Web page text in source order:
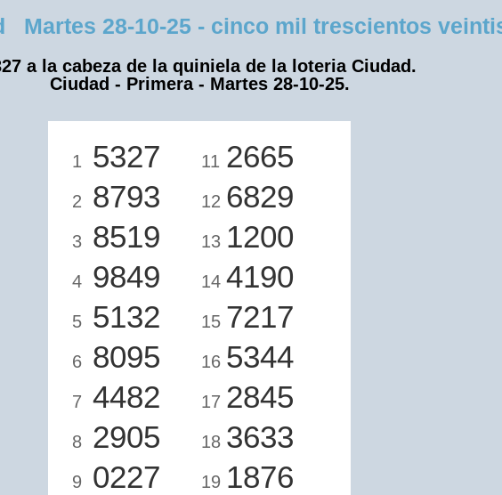
28-10-25 - cinco mil trescientos
a la cabeza de la quiniela de la loteria Ciudad.
Ciudad - Primera - Martes 28-10-25.
1 5327
2 8793
3 8519
4 9849
5 5132
6 8095
7 4482
8 2905
9 0227
11 2665
12 6829
13 1200
14 4190
15 7217
16 5344
17 2845
18 3633
19 1876